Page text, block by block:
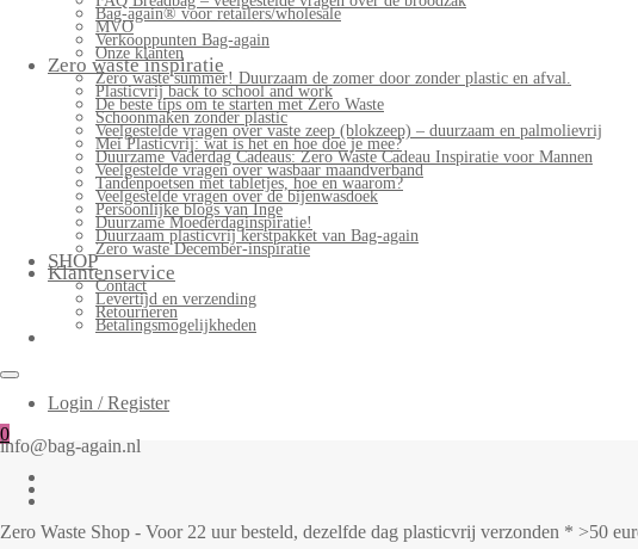
Bag-again® voor retailers/wholesale
MVO
Verkooppunten Bag-again
Onze klanten
Zero waste inspiratie
Zero waste summer! Duurzaam de zomer door zonder plastic en afval.
Plasticvrij back to school and work
De beste tips om te starten met Zero Waste
Schoonmaken zonder plastic
Veelgestelde vragen over vaste zeep (blokzeep) – duurzaam en palmolievrij
Mei Plasticvrij: wat is het en hoe doe je mee?
Duurzame Vaderdag Cadeaus: Zero Waste Cadeau Inspiratie voor Mannen
Veelgestelde vragen over wasbaar maandverband
Tandenpoetsen met tabletjes, hoe en waarom?
Veelgestelde vragen over de bijenwasdoek
Persoonlijke blogs van Inge
Duurzame Moederdaginspiratie!
Duurzaam plasticvrij kerstpakket van Bag-again
Zero waste December-inspiratie
SHOP
Klantenservice
Contact
Levertijd en verzending
Retourneren
Betalingsmogelijkheden
Login / Register
0
info@bag-again.nl
Zero Waste Shop - Voor 22 uur besteld, dezelfde dag plasticvrij verzonden * >50